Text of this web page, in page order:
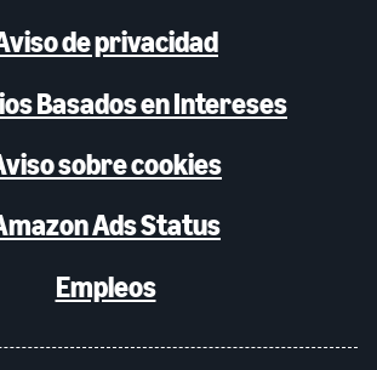
de privacidad
Basados en Intereses
sobre cookies
Ads Status
Empleos